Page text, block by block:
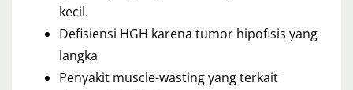
kecil.
Defisiensi HGH karena tumor hipofisis yang
langka
Penyakit muscle-wasting yang terkait